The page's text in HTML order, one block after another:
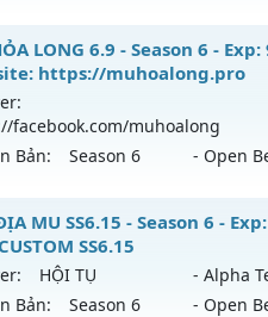
loại: Mu Nguyên bản Webzen
Anti Vip
Vĩnh Cửu - Săn Box ném đồ
mới ra tháng 08 2026 - Mở
9999x - Drop: 90%
loại: Mu Nguyên bản
ICMPROTECT ✅ 🔴
LONG 6.9 - Season 6 -
https://muhoalong.pro
facebook.com/muhoalong
Bản:
Season 6 - Open
LONG 6.9 - 🌍 Website:
ra tháng 08 2026 - Mở máy
04/08/2626
MU SS6.15 - Season 6 -
SS6.15
HỘI TỤ - Alpha
Bản:
Season 6 - Open